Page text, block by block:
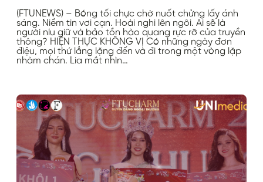
(FTUNEWS) – Bóng tối chực chờ nuốt chửng lấy ánh
sáng. Niềm tin vơi cạn. Hoài nghi lên ngôi. Ai sẽ là
người níu giữ và bảo tồn hào quang rực rỡ của truyền
thông? HIỆN THỰC KHÔNG VỊ Có những ngày đơn
điệu, mọi thứ lẳng lặng đến và đi trong một vòng lặp
nhàm chán. Lia mắt nhìn…